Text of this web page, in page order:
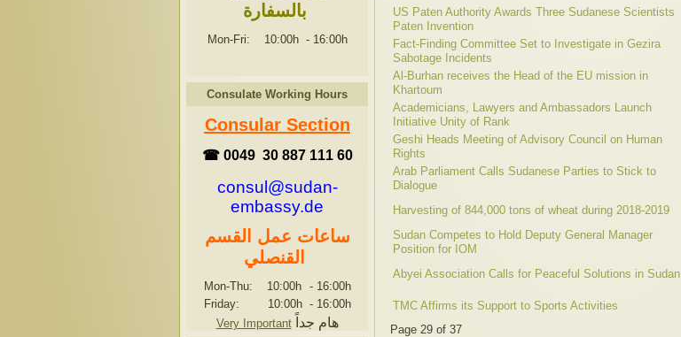
بالسفارة
Mon-Fri: 10:00h - 16:00h
Consulate Working Hours
Consular Section
☎ 0049 30 887 111 60
consul@sudan-
embassy.de
ساعات عمل القسم
القنصلي
Mon-Thu: 10:00h - 16:00h
Friday: 10:00h - 16:00h
Very Important
هام جداً
US Paten Authority Awards Three Sudanese Scientists
Paten Invention
Fact-Finding Committee Set to Investigate in Gezira
Sabotage Incidents
Al-Burhan receives the Head of the EU mission in
Khartoum
Academicians, Lawyers and Ambassadors Launch
Initiative Unity of Rank
Geshi Heads Meeting of Advisory Council on Human
Rights
Arab Parliament Calls Sudanese Parties to Stick to
Dialogue
Harvesting of 844,000 tons of wheat during 2018-2019
Sudan Competes to Hold Deputy General Manager
Position for IOM
Abyei Association Calls for Peaceful Solutions in Sudan
TMC Affirms its Support to Sports Activities
Page 29 of 37